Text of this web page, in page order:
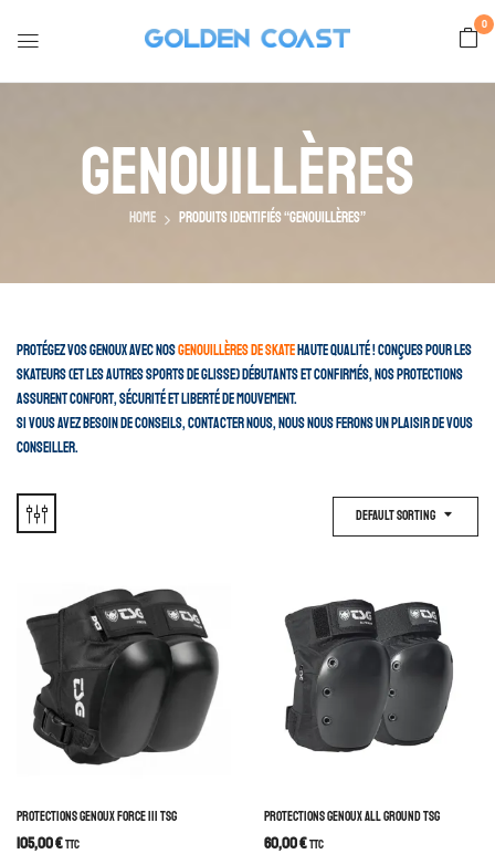
0
Genouillères
Home Produits identifiés “Genouillères”
Protégez vos genoux avec nosgenouillères de skate haute qualité ! Conçues pour les
skateurs (et les autres sports de glisse) débutants et confirmés, nos protections
assurent confort, sécurité et liberté de mouvement.
Si vous avez besoin de conseils,contacter nous, nous nous ferons un plaisir de vous
conseiller.
Default Sorting
PROTECTIONS GENOUX FORCE III TSG
105,00€TTC
PROTECTIONS GENOUX ALL GROUND TSG
60,00€TTC